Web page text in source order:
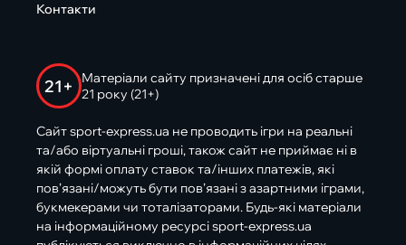
Контакти
21+
Матеріали сайту призначені для осіб старше
21 року (21+)
Сайт sport-express.ua не проводить ігри на реальні
та/або віртуальні гроші, також сайт не приймає ні в
якій формі оплату ставок та/інших платежів, які
пов’язані/можуть бути пов’язані з азартними іграми,
букмекерами чи тоталізаторами. Будь-які матеріали
на інформаційному ресурсі sport-express.ua